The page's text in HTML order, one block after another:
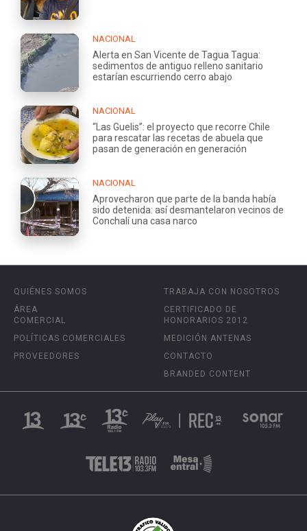
NACIONAL
Alerta en San Vicente de Tagua Tagua:
sedimentos de antiguo relleno sanitario
estarían escurriendo cerro abajo
NACIONAL
“Las Guelis”: el proyecto que recorre Chile
para rescatar las recetas de abuela que
pasan de generación en generación
NACIONAL
Aprovecharon que parte de la banda había
sido detenida: así desmantelaron vecinos de
Conchalí una casa narco
QUIÉNES SOMOS
ÁREA
COMERCIAL
POLÍTICAS COMERCIALES
PROVEEDORES
TRABAJA CON NOSOTROS
CERTIFICADO DE
HONORARIOS 2012
MEDICIÓN ANTENAS
CONTACTO
BRANDED CONTENT